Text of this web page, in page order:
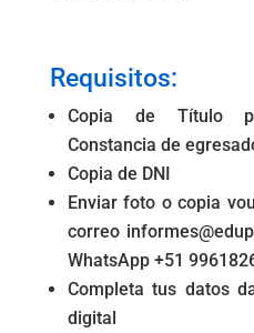
Requisitos:
Copia de Título
Constancia de
Copia de DNI
Enviar foto o copia
correo
WhatsApp +51
Completa tus datos
digital